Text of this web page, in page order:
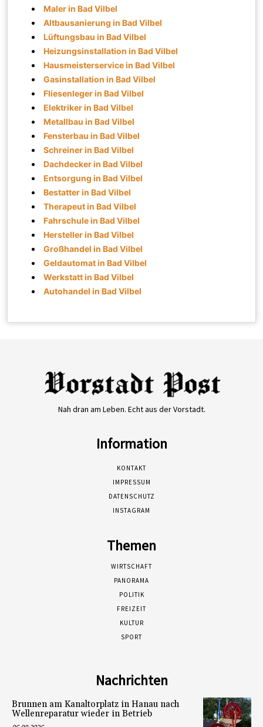
Maler in Bad Vilbel
Altbausanierung in Bad Vilbel
Lüftungsbau in Bad Vilbel
Heizungsinstallation in Bad Vilbel
Hausmeisterservice in Bad Vilbel
Gasinstallation in Bad Vilbel
Fliesenleger in Bad Vilbel
Elektriker in Bad Vilbel
Metallbau in Bad Vilbel
Fensterbau in Bad Vilbel
Schreiner in Bad Vilbel
Dachdecker in Bad Vilbel
Entsorgung in Bad Vilbel
Bestatter in Bad Vilbel
Therapeut in Bad Vilbel
Fahrschule in Bad Vilbel
Hersteller in Bad Vilbel
Großhandel in Bad Vilbel
Geldautomat in Bad Vilbel
Werkstatt in Bad Vilbel
Autohandel in Bad Vilbel
Nah dran am Leben. Echt aus der Vorstadt.
Information
KONTAKT
IMPRESSUM
DATENSCHUTZ
INSTAGRAM
Themen
WIRTSCHAFT
PANORAMA
POLITIK
FREIZEIT
KULTUR
SPORT
Nachrichten
Brunnen am Kanaltorplatz in Hanau nach
Wellenreparatur wieder in Betrieb